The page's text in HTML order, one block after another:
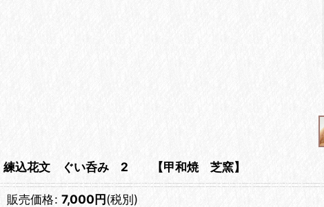
練込花文 ぐい呑み 2 【甲和焼 芝窯】
販売価格: 7,000円(税別)